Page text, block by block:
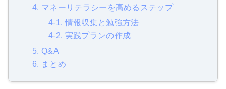
4. マネーリテラシーを高めるステップ
4-1. 情報収集と勉強方法
4-2. 実践プランの作成
5. Q&A
6. まとめ